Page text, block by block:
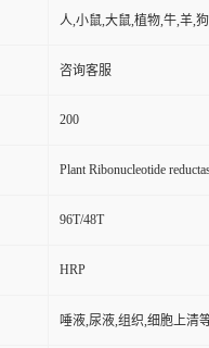
人,小鼠,大鼠,植物,牛,羊,
咨询客服
200
Plant Ribonucleotide
96T/48T
HRP
唾液,尿液,组织,细胞上清